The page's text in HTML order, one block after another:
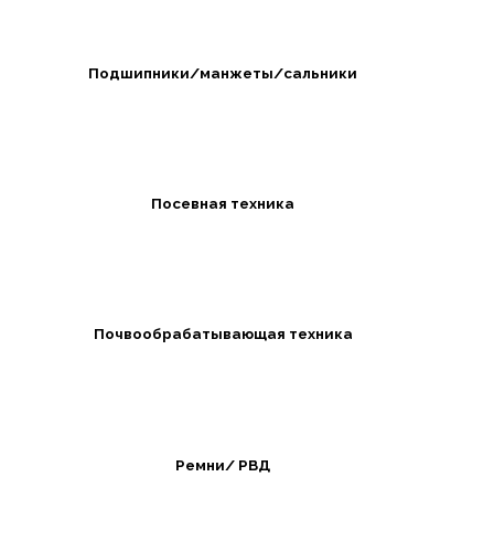
Подшипники/манжеты/сальники
Посевная техника
Почвообрабатывающая техника
Ремни/ РВД